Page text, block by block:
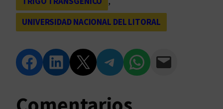
UNIVERSIDAD NACIONAL DEL LITORAL
Compartir en Facebook Compartir en LinkedIn Compartir en Twitter Compartir en Telegram Compartir en WhatsApp Compartir vía Email